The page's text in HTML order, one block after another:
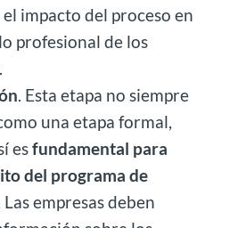
el impacto del proceso en
profesional de los
. Esta etapa no siempre
una etapa formal,
esfundamental para
del programa de
Las empresas deben